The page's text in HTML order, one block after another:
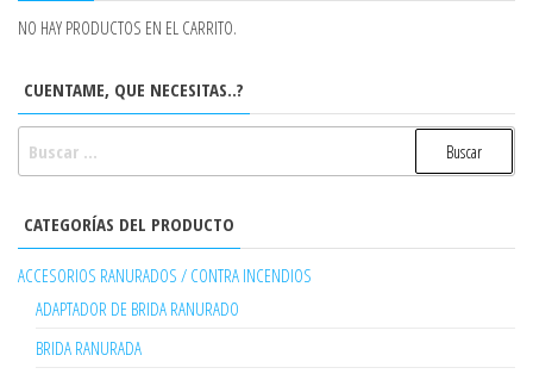
NO HAY PRODUCTOS EN EL CARRITO.
CUENTAME, QUE NECESITAS..?
CATEGORÍAS DEL PRODUCTO
ACCESORIOS RANURADOS / CONTRA INCENDIOS
ADAPTADOR DE BRIDA RANURADO
BRIDA RANURADA